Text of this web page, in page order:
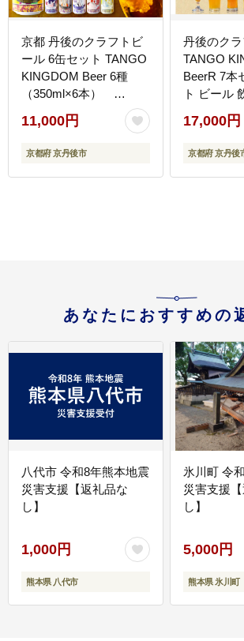
京都 丹後のクラフトビ
ール 6缶セット TANGO
KINGDOM Beer 6種
（350ml×6本）
TO00111
11,000円
京都府 京丹後市
丹後のク
TANGO
BeerR 7
ト ビール
合わせ ご
ラフトビ
ビール 人
17,000円
京都府 京丹後
あなたにおすすめの
八代市 令和8年熊本地震
災害支援【返礼品な
し】
1,000円
熊本県 八代市
氷川町 令
災害支援
し】
5,000円
熊本県 氷川町